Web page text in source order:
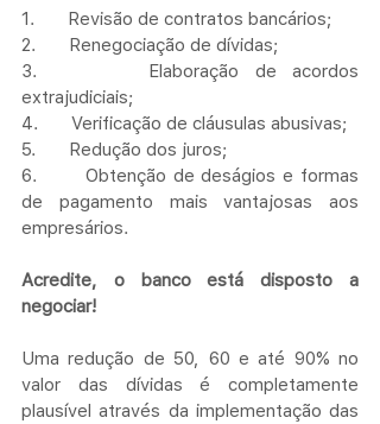
1. Revisão de contratos bancários;
2. Renegociação de dívidas;
3. Elaboração de acordos
extrajudiciais;
4. Verificação de cláusulas abusivas;
5. Redução dos juros;
6. Obtenção de deságios e formas
de pagamento mais vantajosas aos
empresários.
Acredite, o banco está disposto a
negociar!
Uma redução de 50, 60 e até 90% no
valor das dívidas é completamente
plausível através da implementação das